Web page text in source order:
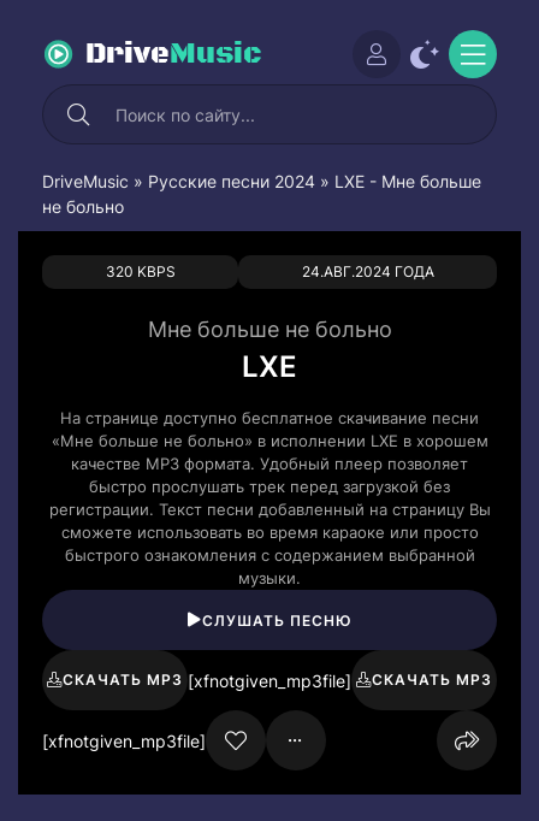
DriveMusic
DriveMusic » Русские песни 2024 » LXE - Мне больше
не больно
320 KBPS 24.АВГ.2024 ГОДА
0 0
Мне больше не больно
LXE
На странице доступно бесплатное скачивание песни
«Мне больше не больно» в исполнении LXE в хорошем
качестве MP3 формата. Удобный плеер позволяет
быстро прослушать трек перед загрузкой без
регистрации. Текст песни добавленный на страницу Вы
сможете использовать во время караоке или просто
быстрого ознакомления с содержанием выбранной
музыки.
СЛУШАТЬ ПЕСНЮ
СКАЧАТЬ MP3 [xfnotgiven_mp3file] СКАЧАТЬ MP3
[xfnotgiven_mp3file]